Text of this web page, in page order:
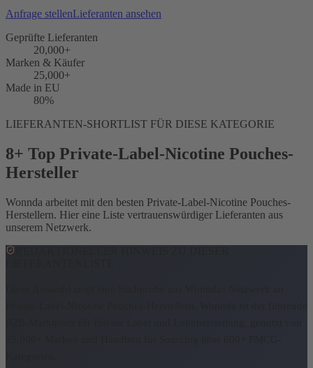
Anfrage stellenLieferanten ansehen
Geprüfte Lieferanten
20,000+
Marken & Käufer
25,000+
Made in EU
80%
LIEFERANTEN-SHORTLIST FÜR DIESE KATEGORIE
8+ Top Private-Label-Nicotine Pouches-
Hersteller
Wonnda arbeitet mit den besten Private-Label-Nicotine Pouches-
Herstellern. Hier eine Liste vertrauenswürdiger Lieferanten aus
unserem Netzwerk.